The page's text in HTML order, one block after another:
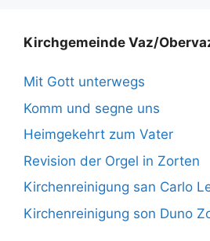
Kirchgemeinde Vaz/
Mit Gott unterwegs
Komm und segne uns
Heimgekehrt zum Vater
Revision der Orgel in Zorten
Kirchenreinigung san Carlo
Kirchenreinigung son Duno